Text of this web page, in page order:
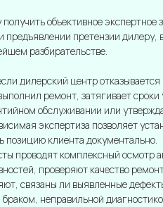
объективное экспертное
предъявлении претензии дилеру,
разбирательстве.
дилерский центр отказывается
ремонт, затягивает сроки
обслуживании или
экспертиза позволяет
клиента документально.
проводят комплексный осмотр
проверяют качество
связаны ли выявленные
неправильной